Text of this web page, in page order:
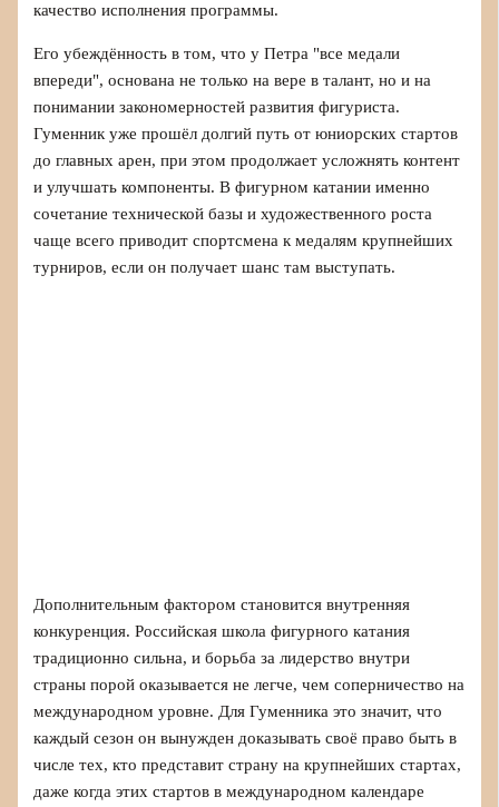
качество исполнения программы.
Его убеждённость в том, что у Петра "все медали
впереди", основана не только на вере в талант, но и на
понимании закономерностей развития фигуриста.
Гуменник уже прошёл долгий путь от юниорских стартов
до главных арен, при этом продолжает усложнять контент
и улучшать компоненты. В фигурном катании именно
сочетание технической базы и художественного роста
чаще всего приводит спортсмена к медалям крупнейших
турниров, если он получает шанс там выступать.
Дополнительным фактором становится внутренняя
конкуренция. Российская школа фигурного катания
традиционно сильна, и борьба за лидерство внутри
страны порой оказывается не легче, чем соперничество на
международном уровне. Для Гуменника это значит, что
каждый сезон он вынужден доказывать своё право быть в
числе тех, кто представит страну на крупнейших стартах,
даже когда этих стартов в международном календаре